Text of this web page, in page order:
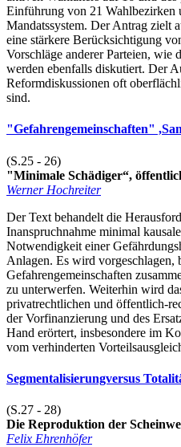
Einführung von 21 Wahlbezirken
Mandatssystem. Der Antrag zielt
eine stärkere Berücksichtigung
Vorschläge anderer Parteien, wie
werden ebenfalls diskutiert. Der
Reformdiskussionen oft
sind.
"Gefahrengemeinschaften"
(S.25 - 26)
"Minimale Schädiger“,
Werner Hochreiter
Der Text behandelt die
Inanspruchnahme minimal
Notwendigkeit einer
Anlagen. Es wird vorgeschlagen,
Gefahrengemeinschaften
zu unterwerfen. Weiterhin wird
privatrechtlichen und öffentlich-
der Vorfinanzierung und des
Hand erörtert, insbesondere im
vom verhinderten
Segmentalisierungversus
(S.27 - 28)
Die Reproduktion der
Felix Ehrenhöfer